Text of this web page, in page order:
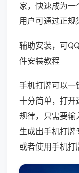
家，快速成为一
用户可通过正规
辅助安装，可
件安装教程
手机打牌可以一
十分简单，打开
规律，只需要输
生成出手机打
或者使用手机打